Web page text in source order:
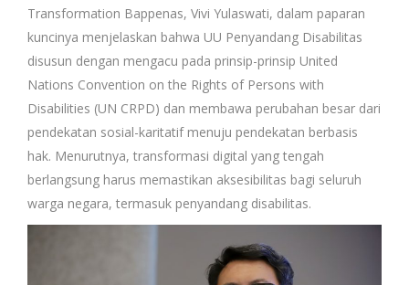
Transformation Bappenas, Vivi Yulaswati, dalam paparan
kuncinya menjelaskan bahwa UU Penyandang Disabilitas
disusun dengan mengacu pada prinsip-prinsip United
Nations Convention on the Rights of Persons with
Disabilities (UN CRPD) dan membawa perubahan besar dari
pendekatan sosial-karitatif menuju pendekatan berbasis
hak. Menurutnya, transformasi digital yang tengah
berlangsung harus memastikan aksesibilitas bagi seluruh
warga negara, termasuk penyandang disabilitas.